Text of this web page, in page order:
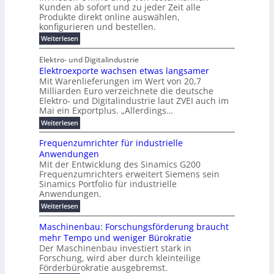
n
a
t
P
l
u
g
F
e
s
t
u
r
o
ä
i
s
c
h
e
n
M
a
r
k
t
t
e
n
H
a
l
b
j
a
h
r
2
0
2
6
r
W
a
g
o
-
C
E
O
k
e
r
ü
S
t
r
ö
m
e
b
i
s
5
A
i
n
e
t
f
ü
h
r
e
n
d
e
s
i
n
u
s
t
r
i
e
l
l
e
E
t
h
e
r
Kunden ab sofort und zu jeder Zeit alle
Produkte direkt online auswählen,
konfigurieren und bestellen.
Weiterlesen:
N
u
e
r
O
n
l
i
n
e
-
S
h
o
p
v
o
n
I
c
o
t
e
k
v
e
Elektro- und Digitalindustrie
Elektroexporte wachsen etwas langsamer
Mit Warenlieferungen im Wert von 20,7
Milliarden Euro verzeichnete die deutsche
Elektro- und Digitalindustrie laut ZVEI auch im
Mai ein Exportplus. „Allerdings…
Weiterlesen:
E
e
k
t
r
o
e
x
p
o
r
t
e
w
a
c
Frequenzumrichter für industrielle
Anwendungen
Mit der Entwicklung des Sinamics G200
Frequenzumrichters erweitert Siemens sein
Sinamics Portfolio für industrielle
Anwendungen.
Weiterlesen:
F
e
q
u
e
n
Maschinenbau: Forschungsförderung braucht
mehr Tempo und weniger Bürokratie
Der Maschinenbau investiert stark in
Forschung, wird aber durch kleinteilige
Förderbürokratie ausgebremst.